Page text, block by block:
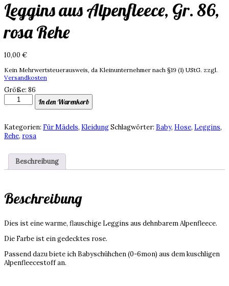
Leggins aus Alpenfleece, Gr. 86,
rosa Rehe
10,00 €
Kein Mehrwertsteuerausweis, da Kleinunternehmer nach §19 (1) UStG. zzgl.
Versandkosten
Größe: 86
Leggins
aus
Gr.
86,
rosa
Menge
In den Warenkorb
Kategorien: Für Mädels, KleidungSchlagwörter: Baby, Hose, Leggins,
Rehe, rosa
Beschreibung
Beschreibung
Dies ist eine warme, flauschige Leggins aus dehnbarem Alpenfleece.
Die Farbe ist ein gedecktes rose.
Passend dazu biete ich Babyschühchen (0-6mon) aus dem kuschligen
Alpenfleecestoff an.